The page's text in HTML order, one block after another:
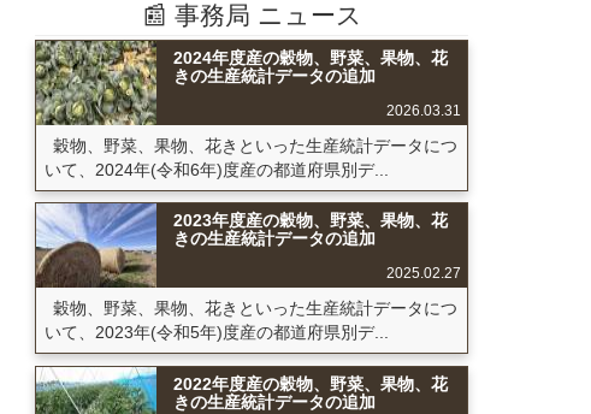
📰 事務局 ニュース
2024年度産の穀物、野菜、果物、花
きの生産統計データの追加
2026.03.31
穀物、野菜、果物、花きといった生産統計データにつ
いて、2024年(令和6年)度産の都道府県別デ...
2023年度産の穀物、野菜、果物、花
きの生産統計データの追加
2025.02.27
穀物、野菜、果物、花きといった生産統計データにつ
いて、2023年(令和5年)度産の都道府県別デ...
2022年度産の穀物、野菜、果物、花
きの生産統計データの追加